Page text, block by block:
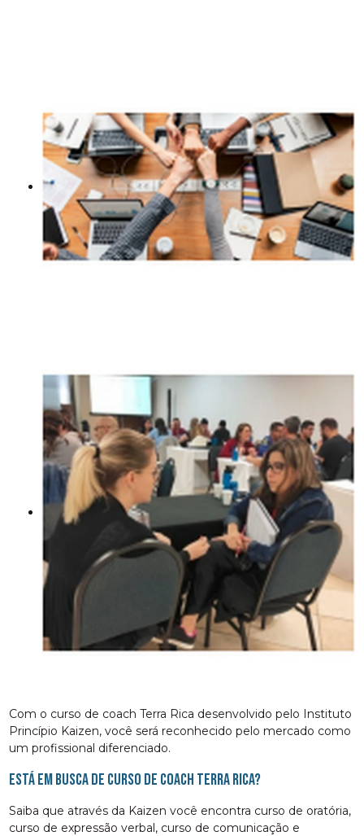
Com o curso de coach Terra Rica desenvolvido pelo Instituto
Princípio Kaizen, você será reconhecido pelo mercado como
um profissional diferenciado.
Está em busca de curso de coach Terra Rica?
Saiba que através da Kaizen você encontra curso de oratória,
curso de expressão verbal, curso de comunicação e